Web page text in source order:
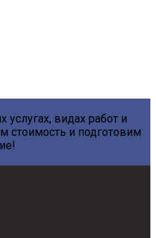
видах работ и
стоимость и подготовим